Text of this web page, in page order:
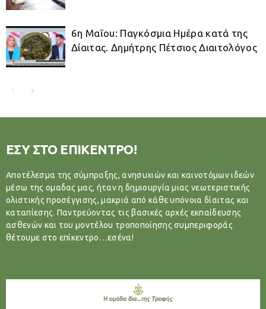
6η Μαΐου: Παγκόσμια Ημέρα κατά της
Δίαιτας. Δημήτρης Πέτσιος Διαιτολόγος
ΕΣΥ ΣΤΟ ΕΠΙΚΕΝΤΡΟ!
Αποτέλεσμα της σύμπραξης, ανησυχιών και καινοτόμων ιδεών
μέσω της ομαδας μας, ήταν η δημιουργία μιας νεωτεριστικής
ολιστικής προσέγγισης, μακριά από κάθε υπόνοια δίαιτας και
καταπίεσης. Παντρεύοντας τις βασικές αρχές εκπαίδευσης
ασθενών και του μοντέλου τροποποίησης συμπεριφοράς
θέτουμε στο επίκεντρο…εσένα!